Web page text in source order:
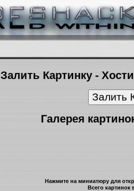
Залить Картинку -
Галерея
Нажмите на миниатюру для
Всего картинок